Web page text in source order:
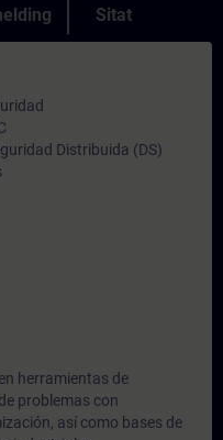
Sitat
Distribuida (DS)
herramientas de
problemas con
así como bases de